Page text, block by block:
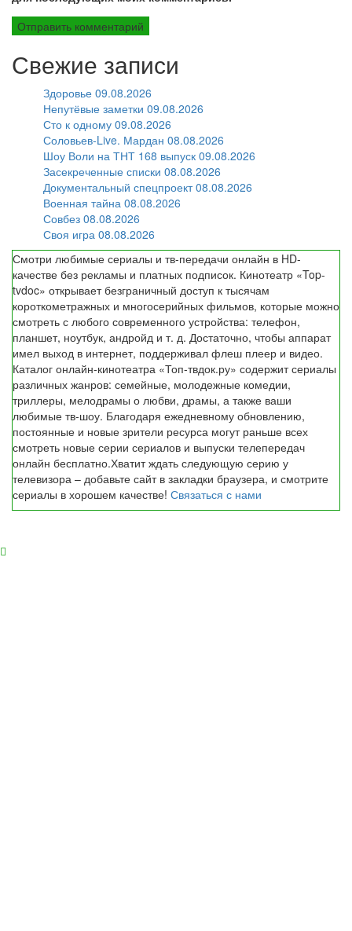
Свежие записи
Здоровье 09.08.2026
Непутёвые заметки 09.08.2026
Сто к одному 09.08.2026
Соловьев-Live. Мардан 08.08.2026
Шоу Воли на ТНТ 168 выпуск 09.08.2026
Засекреченные списки 08.08.2026
Документальный спецпроект 08.08.2026
Военная тайна 08.08.2026
Совбез 08.08.2026
Своя игра 08.08.2026
Смотри любимые сериалы и тв-передачи онлайн в HD-
качестве без рекламы и платных подписок. Кинотеатр «Top-
tvdoc» открывает безграничный доступ к тысячам
короткометражных и многосерийных фильмов, которые можно
смотреть с любого современного устройства: телефон,
планшет, ноутбук, андройд и т. д. Достаточно, чтобы аппарат
имел выход в интернет, поддерживал флеш плеер и видео.
Каталог онлайн-кинотеатра «Топ-твдок.ру» содержит сериалы
различных жанров: семейные, молодежные комедии,
триллеры, мелодрамы о любви, драмы, а также ваши
любимые тв-шоу. Благодаря ежедневному обновлению,
постоянные и новые зрители ресурса могут раньше всех
смотреть новые серии сериалов и выпуски телепередач
онлайн бесплатно.Хватит ждать следующую серию у
телевизора – добавьте сайт в закладки браузера, и смотрите
сериалы в хорошем качестве! Связаться с нами